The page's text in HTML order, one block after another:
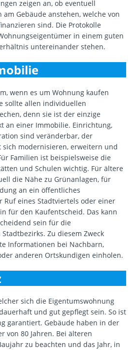
zeigen an, ob eventuell
Gebäude anstehen, welche von
sind. Die Protokolle
in einem guten
untereinander stehen.
wenn es um Wohnung kaufen
sollte allen individuellen
denn sie ist der einzige
an einer Immobilie. Einrichtung,
sind veränderbar, der
sich modernisieren, erweitern und
Familien ist beispielsweise die
und Schulen wichtig. Für ältere
die Nähe zu Grünanlagen, für
an ein öffentliches
Ruf eines Stadtviertels oder einer
für den Kaufentscheid. Das kann
sein für die
Zu diesem Zweck
Informationen bei Nachbarn,
anderen Ortskundigen einholen.
sich die Eigentumswohnung
und gut gepflegt sein. So ist
garantiert. Gebäude haben in der
von 80 Jahren. Bei älteren
zu beachten und das Jahr, in